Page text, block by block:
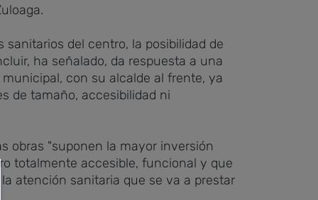
del centro, la posibilidad de
ha señalado, da respuesta a una
con su alcalde al frente, ya
de tamaño, accesibilidad ni
obras "suponen la mayor inversión
totalmente accesible, funcional y que
atención sanitaria que se va a prestar